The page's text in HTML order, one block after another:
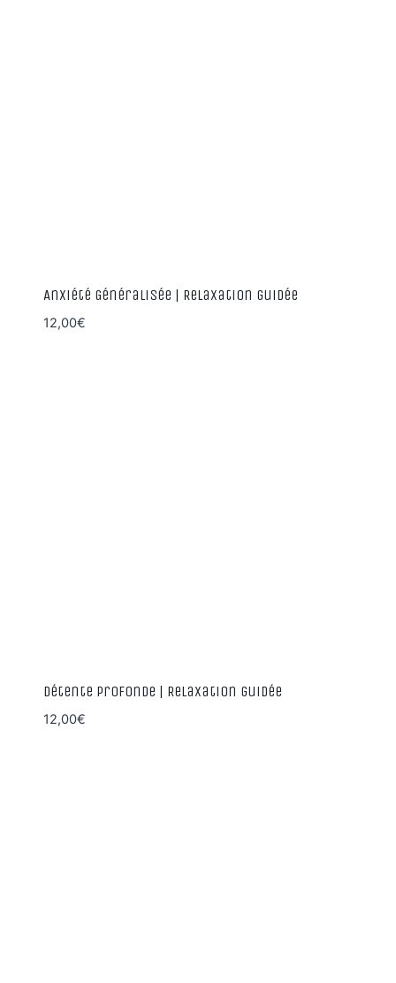
Anxiété Généralisée | Relaxation guidée
12,00€
Détente Profonde | Relaxation guidée
12,00€